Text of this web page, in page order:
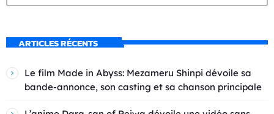
ARTICLES RÉCENTS
Le film Made in Abyss: Mezameru Shinpi dévoile sa
bande-annonce, son casting et sa chanson principale